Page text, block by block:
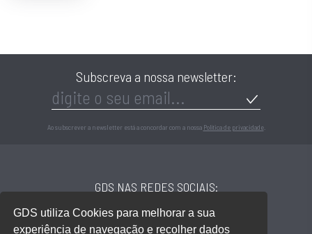
GDS utiliza Cookies para melhorar a sua
experiência de navegação e recolher dados
Subscreva a nossa newsletter:
Ao subscrever a newsletter está a concordar com a nossa Política de privacidade.
GDS NAS REDES SOCIAIS: